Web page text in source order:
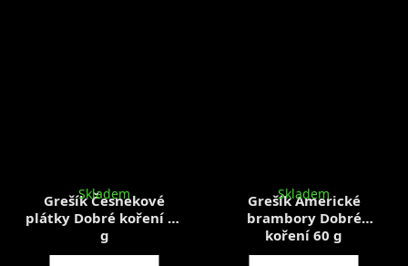
Grešík Česnekové
plátky Dobré koření 30
g
Skladem
Grešík Americké
brambory Dobré
koření 60 g
Skladem